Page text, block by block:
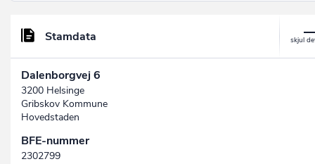
Stamdata
Dalenborgvej 6
3200 Helsinge
Gribskov Kommune
Hovedstaden
BFE-nummer
2302799